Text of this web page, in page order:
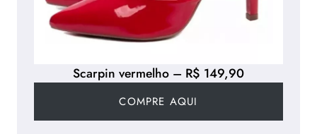
Scarpin vermelho – R$ 149,90
COMPRE AQUI